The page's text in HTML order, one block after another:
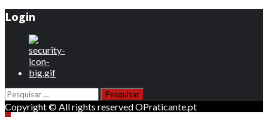
Login
Pesquisar
por:
Copyright © All rights reserved OPraticante.pt